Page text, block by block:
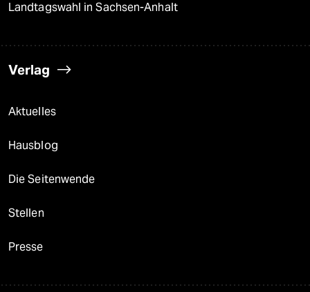
Landtagswahl in Sachsen-Anhalt
Verlag
Aktuelles
Hausblog
Die Seitenwende
Stellen
Presse